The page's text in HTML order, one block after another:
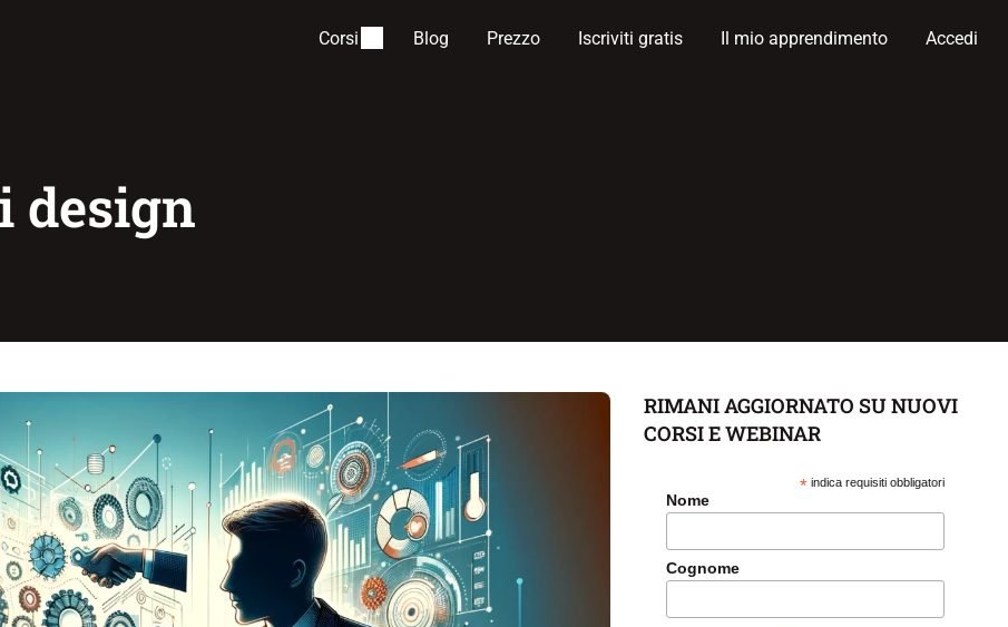
Corsi Blog Prezzo Iscriviti gratis Il mio apprendimento Accedi
design
RIMANI AGGIORNATO SU NUOVI
CORSI E WEBINAR
*indica requisiti obbligatori
Nome
Cognome